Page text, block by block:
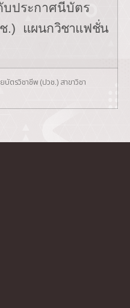
ประกาศนีบัตร
.) แผนกวิชาแฟชั่น
ตรวิชาชีพ (ปวช.) สาขาวิชา